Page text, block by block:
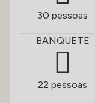
30 pessoas
BANQUETE
22 pessoas